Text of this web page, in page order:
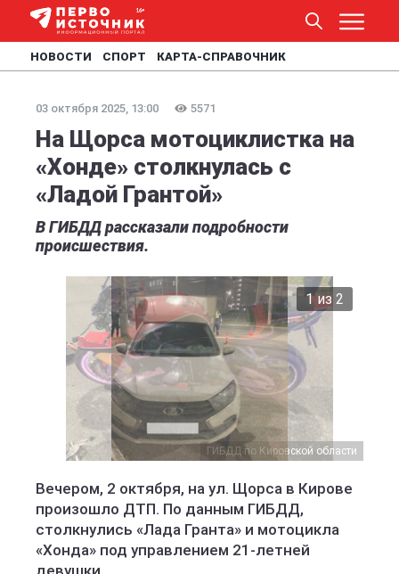
НОВОСТИ СПОРТ КАРТА-СПРАВОЧНИК
03 октября 2025, 13:00 5571
На Щорса мотоциклистка на
«Хонде» столкнулась с
«Ладой Грантой»
В ГИБДД рассказали подробности
происшествия.
2 из 2
ГИБДД по Кировской области
Вечером, 2 октября, на ул. Щорса в Кирове
произошло ДТП. По данным ГИБДД,
столкнулись «Лада Гранта» и мотоцикла
«Хонда» под управлением 21-летней
девушки.